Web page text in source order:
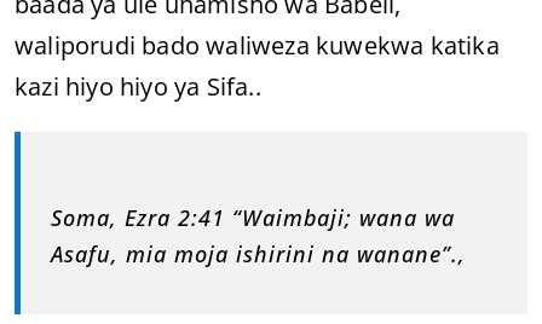
waliporudi bado waliweza kuwekwa katika
kazi hiyo hiyo ya Sifa..
Soma, Ezra 2:41 “Waimbaji; wana wa
Asafu, mia moja ishirini na wanane”.,